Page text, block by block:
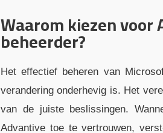
Waarom kiezen voor
beheerder?
Het effectief beheren van
verandering onderhevig is. Het
van de juiste beslissingen.
Advantive toe te vertrouwen,